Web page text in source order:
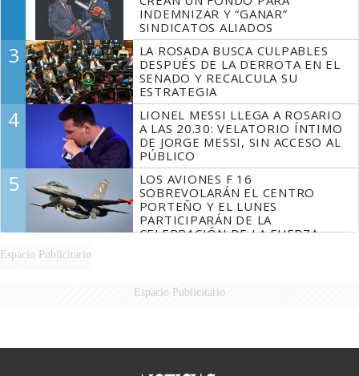
INDEMNIZAR Y “GANAR”
SINDICATOS ALIADOS
3
LA ROSADA BUSCA CULPABLES
DESPUÉS DE LA DERROTA EN EL
SENADO Y RECALCULA SU
ESTRATEGIA
4
LIONEL MESSI LLEGA A ROSARIO
A LAS 20.30: VELATORIO ÍNTIMO
DE JORGE MESSI, SIN ACCESO AL
PÚBLICO
5
LOS AVIONES F 16
SOBREVOLARÁN EL CENTRO
PORTEÑO Y EL LUNES
PARTICIPARÁN DE LA
CELEBRACIÓN DE LA FUERZA
Espacio Publicitario
Espacio Publicitario